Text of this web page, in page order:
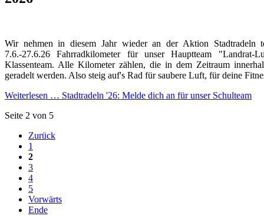
Wir nehmen in diesem Jahr wieder an der Aktion Stadtradeln
7.6.-27.6.26 Fahrradkilometer für unser Hauptteam
Klassenteam. Alle Kilometer zählen, die in dem Zeitraum
geradelt werden. Also steig auf's Rad für saubere Luft, für deine
Weiterlesen … Stadtradeln '26: Melde dich an für unser Schulteam
Seite 2 von 5
Zurück
1
2
3
4
5
Vorwärts
Ende